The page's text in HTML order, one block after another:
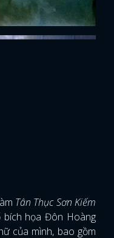
Tân Thục Sơn Kiếm
họa Đôn Hoàng
của mình, bao gồm